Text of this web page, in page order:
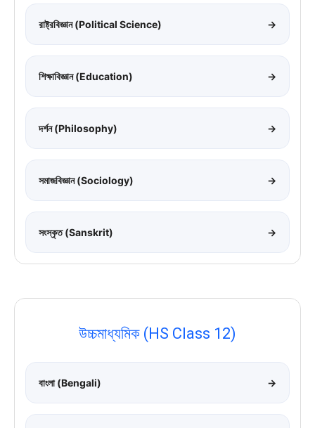
রাষ্ট্রবিজ্ঞান (Political Science) →
শিক্ষাবিজ্ঞান (Education) →
দর্শন (Philosophy) →
সমাজবিজ্ঞান (Sociology) →
সংস্কৃত (Sanskrit) →
উচ্চমাধ্যমিক (HS Class 12)
বাংলা (Bengali) →